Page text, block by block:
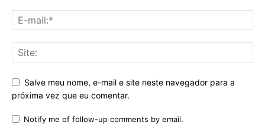
Salve meu nome, e-mail e site neste navegador para a
próxima vez que eu comentar.
Notify me of follow-up comments by email.